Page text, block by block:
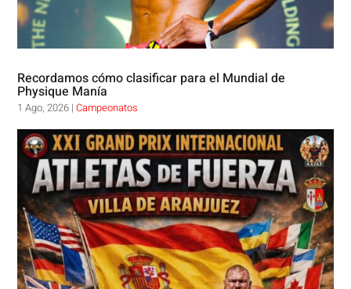
Recordamos cómo clasificar para el Mundial de
Physique Manía
1 Ago, 2026 |Campeonatos